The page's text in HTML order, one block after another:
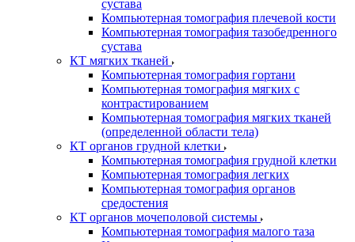
сустава
Компьютерная томография плечевой кости
Компьютерная томография тазобедренного
сустава
КТ мягких тканей
Компьютерная томография гортани
Компьютерная томография мягких с
контрастированием
Компьютерная томография мягких тканей
(определенной области тела)
КТ органов грудной клетки
Компьютерная томография грудной клетки
Компьютерная томография легких
Компьютерная томография органов
средостения
КТ органов мочеполовой системы
Компьютерная томография малого таза